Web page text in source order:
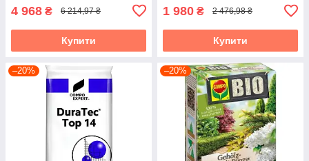
4 968 ₴ 6 214,97 ₴
Купити
1 980 ₴ 2 476,98 ₴
Купити
–20% –20%